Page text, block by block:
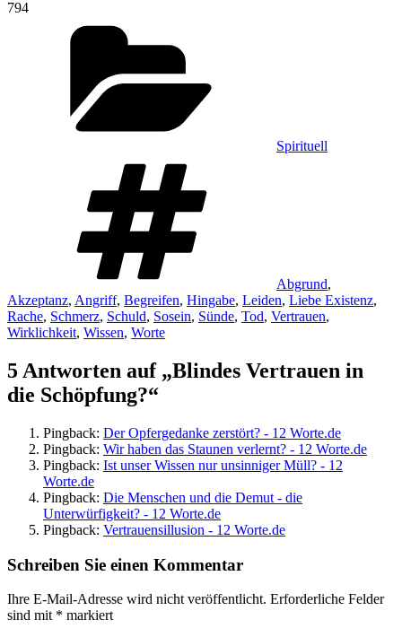
794
Spirituell
Abgrund,
Akzeptanz, Angriff, Begreifen, Hingabe, Leiden, Liebe Existenz,
Rache, Schmerz, Schuld, Sosein, Sünde, Tod, Vertrauen,
Wirklichkeit, Wissen, Worte
5 Antworten auf „Blindes Vertrauen in
die Schöpfung?“
Pingback: Der Opfergedanke zerstört? - 12 Worte.de
Pingback: Wir haben das Staunen verlernt? - 12 Worte.de
Pingback: Ist unser Wissen nur unsinniger Müll? - 12
Worte.de
Pingback: Die Menschen und die Demut - die
Unterwürfigkeit? - 12 Worte.de
Pingback: Vertrauensillusion - 12 Worte.de
Schreiben Sie einen Kommentar
Ihre E-Mail-Adresse wird nicht veröffentlicht. Erforderliche Felder
sind mit * markiert